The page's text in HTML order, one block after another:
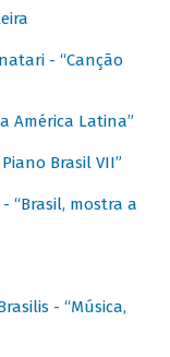
- “Canção
América Latina”
Brasil VII”
“Brasil, mostra a
- “Música,